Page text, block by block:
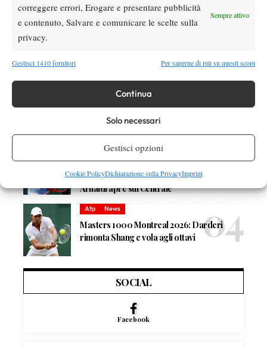
correggere errori, Erogare e presentare pubblicità
e contenuto, Salvare e comunicare le scelte sulla
privacy.
Sempre attivo
Gestisci 1410 fornitori Per saperne di più su questi scopi
Continua
Solo necessari
Gestisci opzioni
Cookie PolicyDichiarazione sulla PrivacyImprint
DI TENDENZA
News
rimonta folle su de Minaur
News
Masters 1000 Montreal 2026: programma,
orario e ordine di gioco venerdì 7 agosto.
Arnaldi apre sul Centrale
Atp News
Masters 1000 Montreal 2026: Darderi
rimonta Shang e vola agli ottavi
SOCIAL
Facebook